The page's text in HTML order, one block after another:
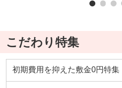
こだわり特集
初期費用を抑えた敷金0円特集